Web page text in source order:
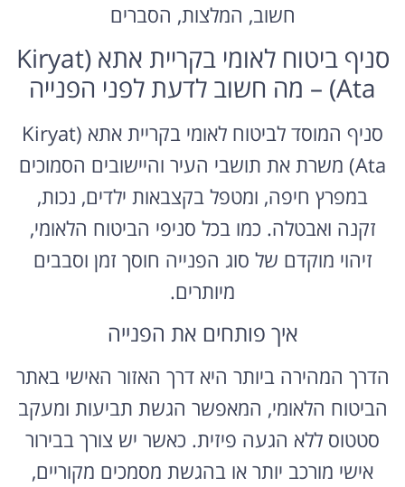
חשוב, המלצות, הסברים
סניף ביטוח לאומי בקריית אתא (Kiryat
Ata) – מה חשוב לדעת לפני הפנייה
סניף המוסד לביטוח לאומי בקריית אתא (Kiryat
Ata) משרת את תושבי העיר והיישובים הסמוכים
במפרץ חיפה, ומטפל בקצבאות ילדים, נכות,
זקנה ואבטלה. כמו בכל סניפי הביטוח הלאומי,
זיהוי מוקדם של סוג הפנייה חוסך זמן וסבבים
מיותרים.
איך פותחים את הפנייה
הדרך המהירה ביותר היא דרך האזור האישי באתר
הביטוח הלאומי, המאפשר הגשת תביעות ומעקב
סטטוס ללא הגעה פיזית. כאשר יש צורך בבירור
אישי מורכב יותר או בהגשת מסמכים מקוריים,